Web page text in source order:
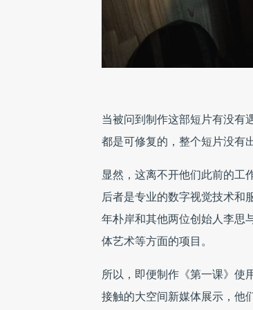
当被问到制作这部短片有没有
都是可修复的，整个短片没有
显然，这离不开他们此前的工
后者是专业的数字视觉技术和
年朴岸和其他两位创始人李思
体艺术等方面的项目。
所以，即便制作《第一课》使
接触的大空间新媒体展示，他